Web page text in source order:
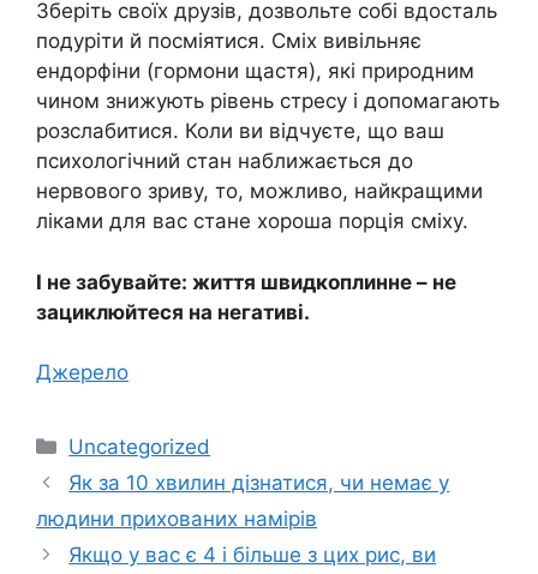
Зберіть своїх друзів, дозвольте собі вдосталь
подуріти й посміятися. Сміх вивільняє
ендорфіни (гормони щастя), які природним
чином знижують рівень стресу і допомагають
розслабитися. Коли ви відчуєте, що ваш
психологічний стан наближається до
нервового зриву, то, можливо, найкращими
ліками для вас стане хороша порція сміху.
І не забувайте: життя швидкоплинне – не
зациклюйтеся на негативі.
Джерело
Категорії
Uncategorized
Як за 10 хвилин дізнатися, чи немає у
людини прихованих намірів
Якщо у вас є 4 і більше з цих рис, ви